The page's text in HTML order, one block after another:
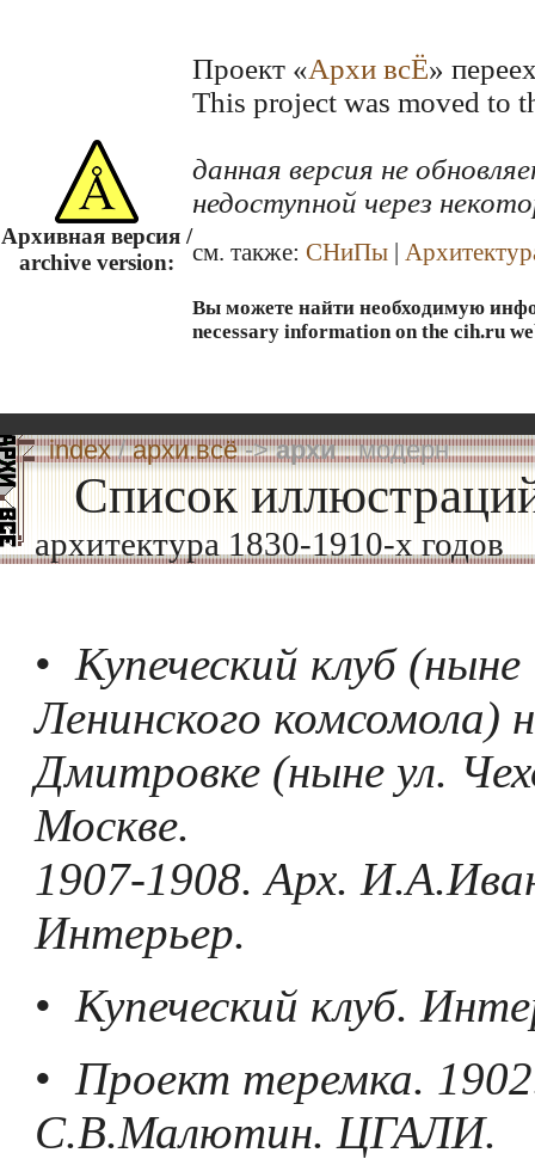
Архивная версия /
archive version:
Проект «Архи всЁ»
This project was moved to
данная версия не
недоступной через
см. также: СНиПы
Вы можете найти необходимую
necessary information on the cih.ru
index / архи.всё ->архи. модерн
Список
архитектура 1830-1910-х годов
• Купеческий клуб
Ленинского комсомола)
Дмитровке (ныне ул.
Москве.
1907-1908. Арх.
Интерьер.
• Купеческий клуб.
• Проект теремка.
С.В.Малютин. ЦГАЛИ.